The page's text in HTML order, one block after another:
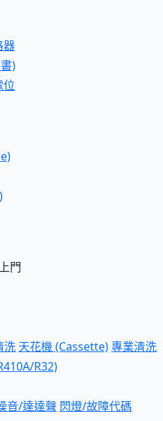
器
)
位
門
洗 天花機 (Cassette)專業清洗
R32)
音/達達聲 閃燈/故障代碼